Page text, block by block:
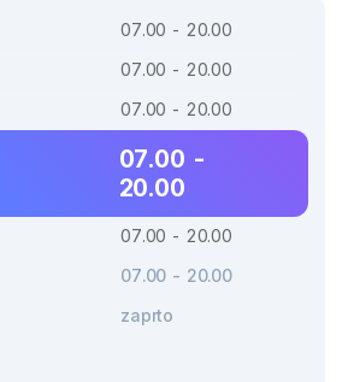
07.00 - 20.00
07.00 - 20.00
07.00 - 20.00
07.00 -
20.00
07.00 - 20.00
07.00 - 20.00
zaprto